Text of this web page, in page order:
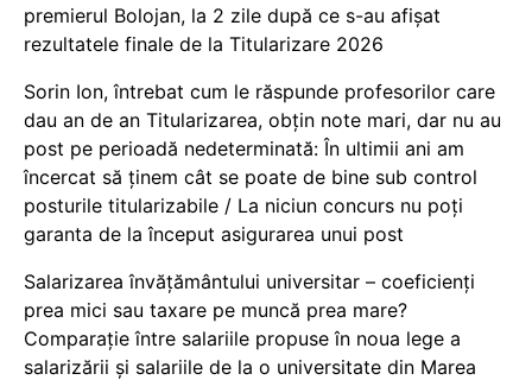
premierul Bolojan, la 2 zile după ce s-au afișat
rezultatele finale de la Titularizare 2026
Sorin Ion, întrebat cum le răspunde profesorilor care
dau an de an Titularizarea, obțin note mari, dar nu au
post pe perioadă nedeterminată: În ultimii ani am
încercat să ținem cât se poate de bine sub control
posturile titularizabile / La niciun concurs nu poți
garanta de la început asigurarea unui post
Salarizarea învățământului universitar – coeficienți
prea mici sau taxare pe muncă prea mare?
Comparație între salariile propuse în noua lege a
salarizării și salariile de la o universitate din Marea